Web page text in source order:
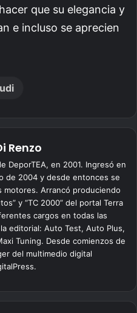
que su elegancia y
e incluso se aprecien
Renzo
DeporTEA, en 2001. Ingresó en
de 2004 y desde entonces se
motores. Arrancó produciendo
y “TC 2000” del portal Terra
cargos en todas las
editorial: Auto Test, Auto Plus,
Tuning. Desde comienzos de
del multimedio digital